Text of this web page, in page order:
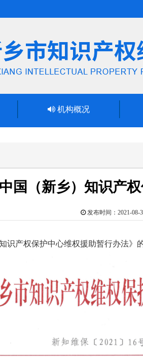
机构概况
国（新乡）知识产
发布时间：2021-
识产权保护中心维权援助暂行办法》